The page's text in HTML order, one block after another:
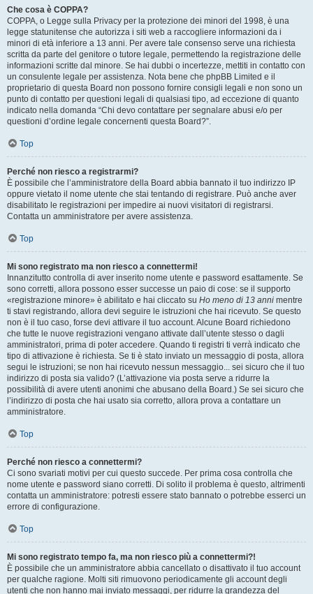
Che cosa è COPPA?
COPPA, o Legge sulla Privacy per la protezione dei minori del 1998, è una
legge statunitense che autorizza i siti web a raccogliere informazioni da i
minori di età inferiore a 13 anni. Per avere tale consenso serve una richiesta
scritta da parte del genitore o tutore legale, permettendo la registrazione delle
informazioni scritte dal minore. Se hai dubbi o incertezze, mettiti in contatto con
un consulente legale per assistenza. Nota bene che phpBB Limited e il
proprietario di questa Board non possono fornire consigli legali e non sono un
punto di contatto per questioni legali di qualsiasi tipo, ad eccezione di quanto
indicato nella domanda “Chi devo contattare per segnalare abusi e/o per
questioni d’ordine legale concernenti questa Board?”.
Top
Perché non riesco a registrarmi?
È possibile che l’amministratore della Board abbia bannato il tuo indirizzo IP
oppure vietato il nome utente che stai tentando di registrare. Può anche aver
disabilitato le registrazioni per impedire ai nuovi visitatori di registrarsi.
Contatta un amministratore per avere assistenza.
Top
Mi sono registrato ma non riesco a connettermi!
Innanzitutto controlla di aver inserito nome utente e password esattamente. Se
sono corretti, allora possono esser successe un paio di cose: se il supporto
«registrazione minore» è abilitato e hai cliccato su Ho meno di 13 anni mentre
ti stavi registrando, allora devi seguire le istruzioni che hai ricevuto. Se questo
non è il tuo caso, forse devi attivare il tuo account. Alcune Board richiedono
che tutte le nuove registrazioni vengano attivate dall’utente stesso o dagli
amministratori, prima di poter accedere. Quando ti registri ti verrà indicato che
tipo di attivazione è richiesta. Se ti è stato inviato un messaggio di posta, allora
segui le istruzioni; se non hai ricevuto nessun messaggio... sei sicuro che il tuo
indirizzo di posta sia valido? (L’attivazione via posta serve a ridurre la
possibilità di avere utenti anonimi che abusano della Board.) Se sei sicuro che
l’indirizzo di posta che hai usato sia corretto, allora prova a contattare un
amministratore.
Top
Perché non riesco a connettermi?
Ci sono svariati motivi per cui questo succede. Per prima cosa controlla che
nome utente e password siano corretti. Di solito il problema è questo, altrimenti
contatta un amministratore: potresti essere stato bannato o potrebbe esserci un
errore di configurazione.
Top
Mi sono registrato tempo fa, ma non riesco più a connettermi?!
È possibile che un amministratore abbia cancellato o disattivato il tuo account
per qualche ragione. Molti siti rimuovono periodicamente gli account degli
utenti che non hanno mai inviato messaggi, per ridurre la grandezza del